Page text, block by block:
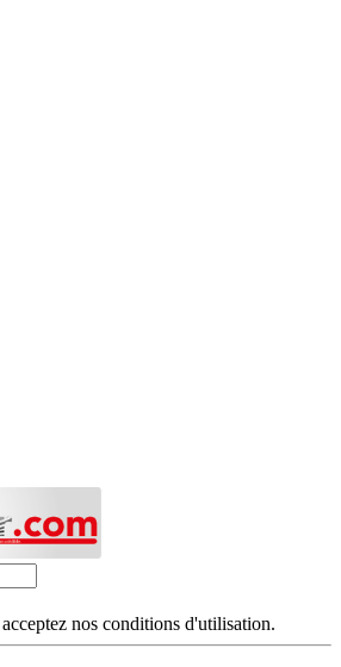
nos conditions d'utilisation.